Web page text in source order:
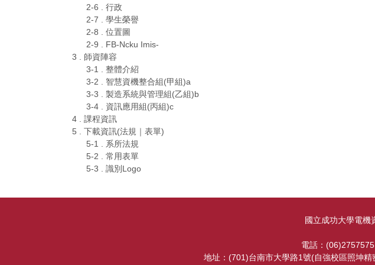
2-6 . 行政
2-7 . 學生榮譽
2-8 . 位置圖
2-9 . FB-Ncku Imis-
3 . 師資陣容
3-1 . 整體介紹
3-2 . 智慧資機整合組(甲組)a
3-3 . 製造系統與管理組(乙組)b
3-4 . 資訊應用組(丙組)c
4 . 課程資訊
5 . 下載資訊(法規｜表單)
5-1 . 系所法規
5-2 . 常用表單
5-3 . 識別Logo
國立成功大學電機
電話：
地址：(701)台南市大學路1號(自強校區照坤